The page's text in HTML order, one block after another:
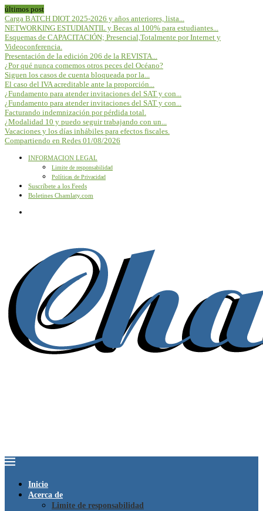
últimos post
Carga BATCH DIOT 2025-2026 y años anteriores, lista...
NETWORKING ESTUDIANTIL y Becas al 100% para estudiantes...
Esquemas de CAPACITACIÓN; Presencial,Totalmente por Internet y
Videoconferencia.
Presentación de la edición 206 de la REVISTA...
¿Por qué nunca comemos otros peces del Océano?
Siguen los casos de cuenta bloqueada por la...
El caso del IVA acreditable ante la proporción...
¿Fundamento para atender invitaciones del SAT y con...
¿Fundamento para atender invitaciones del SAT y con...
Facturando indemnización por pérdida total.
¿Modalidad 10 y puedo seguir trabajando con un...
Vacaciones y los días inhábiles para efectos fiscales.
Compartiendo en Redes 01/08/2026
INFORMACION LEGAL
Limite de responsabilidad
Políticas de Privacidad
Suscríbete a los Feeds
Boletines Chamlaty.com
Inicio
Acerca de
Limite de responsabilidad